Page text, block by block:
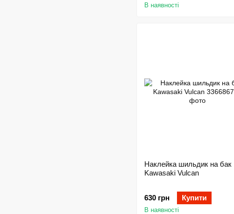
В наявності
Наклейка шильдик на бак
Kawasaki Vulcan
630 грн Купити
В наявності